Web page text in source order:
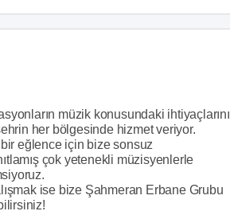
müzik konusundaki ihtiyaçlarını
her bölgesinde hizmet veriyor.
eğlence için bize sonsuz
çok yetenekli müzisyenlerle
ise bize Şahmeran Erbane Grubu